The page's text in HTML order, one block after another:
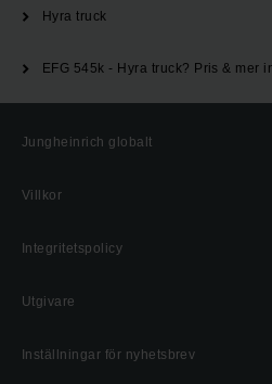
Hyra truck
Jungheinrich globalt
Villkor
Integritetspolicy
Utgivare
Inställningar för nyhetsbrev